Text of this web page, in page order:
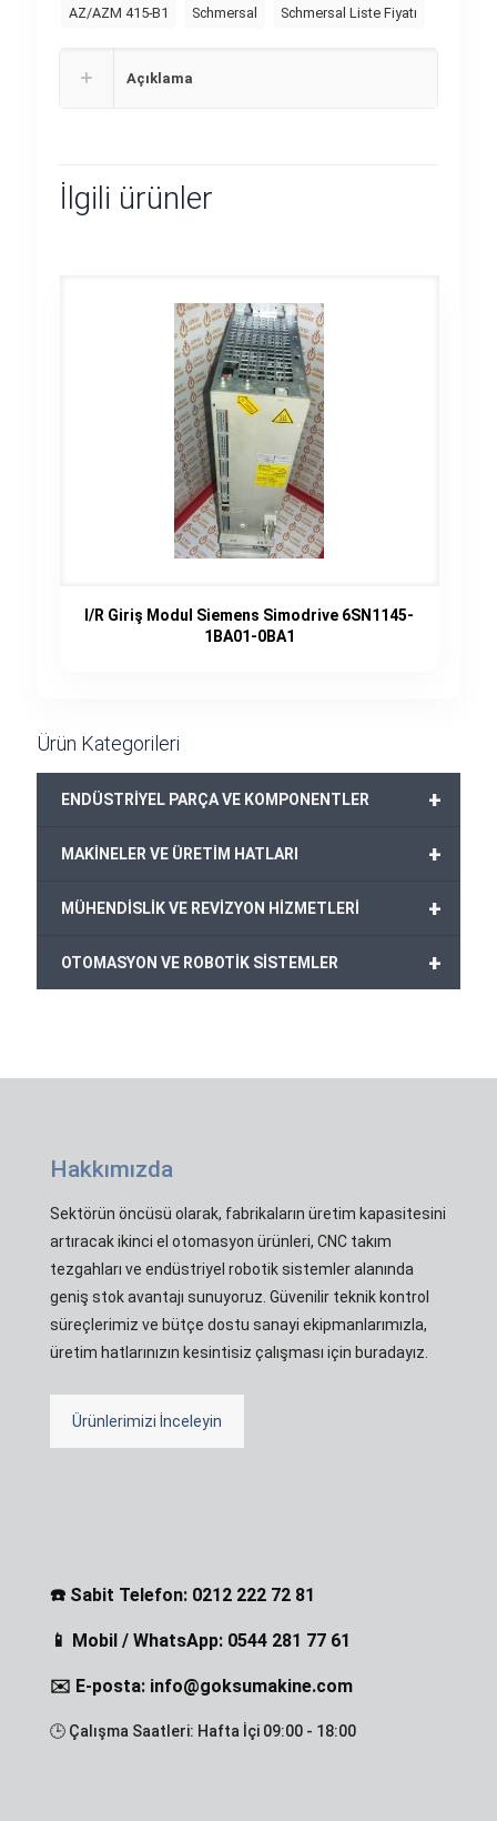
AZ/AZM 415-B1 Schmersal Schmersal Liste Fiyatı
Açıklama
İlgili ürünler
I/R Giriş Modul Siemens Simodrive 6SN1145-
1BA01-0BA1
Ürün Kategorileri
+
ENDÜSTRİYEL PARÇA VE KOMPONENTLER
+
MAKİNELER VE ÜRETİM HATLARI
+
MÜHENDİSLİK VE REVİZYON HİZMETLERİ
+
OTOMASYON VE ROBOTİK SİSTEMLER
Hakkımızda
Sektörün öncüsü olarak, fabrikaların üretim kapasitesini
artıracak ikinci el otomasyon ürünleri, CNC takım
tezgahları ve endüstriyel robotik sistemler alanında
geniş stok avantajı sunuyoruz. Güvenilir teknik kontrol
süreçlerimiz ve bütçe dostu sanayi ekipmanlarımızla,
üretim hatlarınızın kesintisiz çalışması için buradayız.
Ürünlerimizi İnceleyin
☎️ Sabit Telefon: 0212 222 72 81
📱 Mobil / WhatsApp: 0544 281 77 61
✉️ E-posta: info@goksumakine.com
🕒 Çalışma Saatleri: Hafta İçi 09:00 - 18:00